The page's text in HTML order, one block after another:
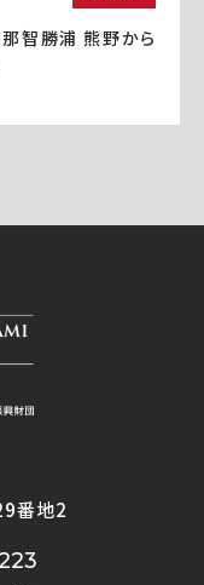
那智勝浦 熊野から
番地2